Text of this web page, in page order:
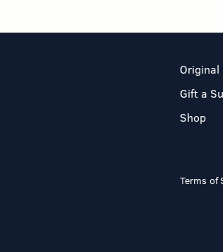
Original
Gift a
Shop
Terms of